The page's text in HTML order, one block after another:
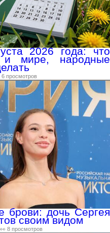
2026 года: что
мире, народные
6 просмотров
брови: дочь Сергея
своим видом
👀 8 просмотров